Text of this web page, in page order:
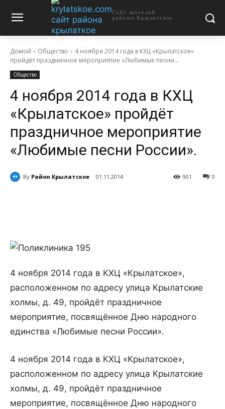
Сайт жителей
района Крылатское
Домой Общество
4 ноября 2014 года в КХЦ «Крылатское»
пройдёт праздничное мероприятие «Любимые песни...
Общество
4 ноября 2014 года в КХЦ
«Крылатское» пройдёт
праздничное мероприятие
«Любимые песни России».
By Район Крылатское 01.11.2014 0
901
4 ноября 2014 года в КХЦ «Крылатское»,
расположенном по адресу улица Крылатские
холмы, д. 49, пройдёт праздничное
мероприятие, посвящённое Дню народного
единства «Любимые песни России».
4 ноября 2014 года в КХЦ «Крылатское»,
расположенном по адресу улица Крылатские
холмы, д. 49, пройдёт праздничное
мероприятие, посвящённое Дню народного